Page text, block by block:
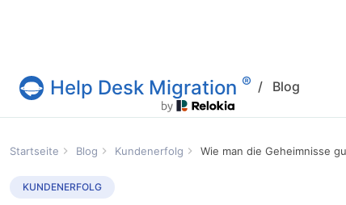
Help Desk Migration
Help Desk Migration ® / Blog
Startseite Blog Kundenerfolg Wie man die Geheimnisse
KUNDENERFOLG